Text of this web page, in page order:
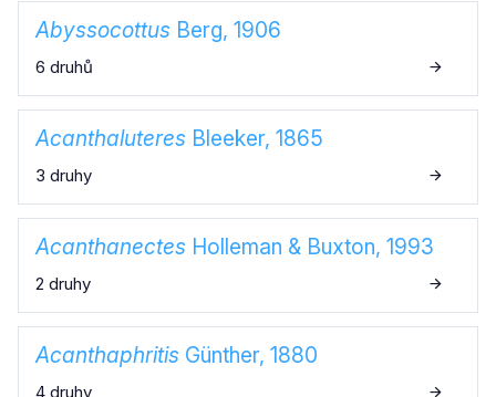
Abyssocottus Berg, 1906
6 druhů
Acanthaluteres Bleeker, 1865
3 druhy
Acanthanectes Holleman & Buxton, 1993
2 druhy
Acanthaphritis Günther, 1880
4 druhy